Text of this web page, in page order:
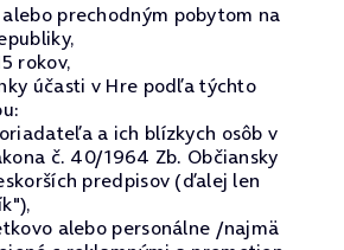
prechodným pobytom na
rokov,
účasti v Hre podľa týchto
a ich blízkych osôb v
č. 40/1964 Zb. Občiansky
predpisov (ďalej len
alebo personálne /najmä